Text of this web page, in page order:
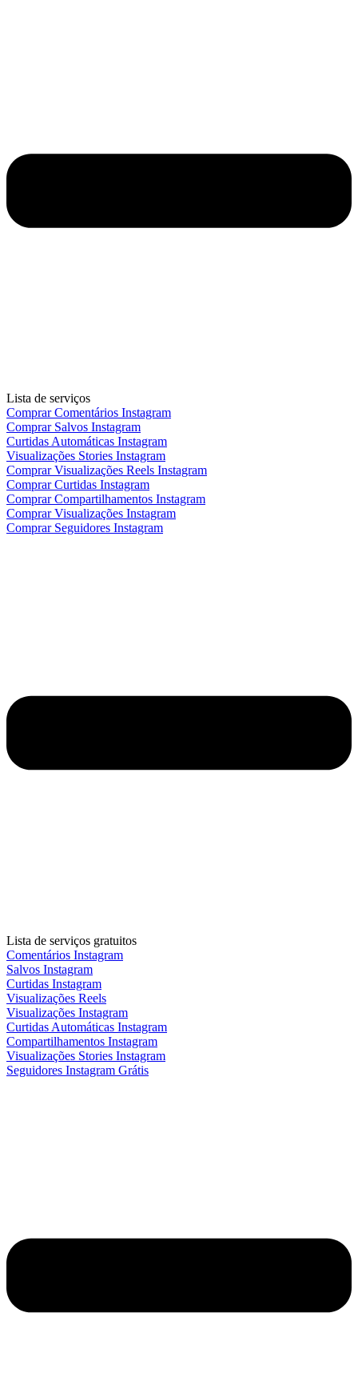
Lista de serviços
Comprar Comentários Instagram
Comprar Salvos Instagram
Curtidas Automáticas Instagram
Visualizações Stories Instagram
Comprar Visualizações Reels Instagram
Comprar Curtidas Instagram
Comprar Compartilhamentos Instagram
Comprar Visualizações Instagram
Comprar Seguidores Instagram
Lista de serviços gratuitos
Comentários Instagram
Salvos Instagram
Curtidas Instagram
Visualizações Reels
Visualizações Instagram
Curtidas Automáticas Instagram
Compartilhamentos Instagram
Visualizações Stories Instagram
Seguidores Instagram Grátis